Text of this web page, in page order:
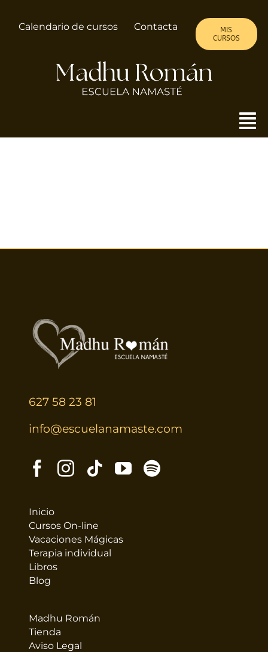
Calendario de cursos Contacta
MIS
CURSOS
GRATIS
627 58 23 81
info@escuelanamaste.com
Inicio
Cursos On-line
Vacaciones Mágicas
Terapia individual
Libros
Blog
Madhu Román
Tienda
Aviso Legal